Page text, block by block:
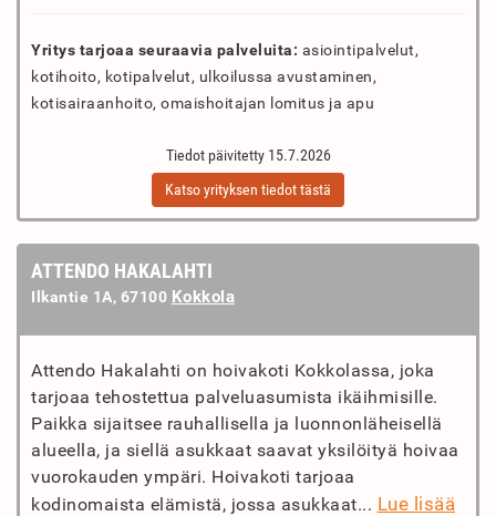
Yritys tarjoaa seuraavia palveluita: asiointipalvelut,
kotihoito, kotipalvelut, ulkoilussa avustaminen,
kotisairaanhoito, omaishoitajan lomitus ja apu
Tiedot päivitetty 15.7.2026
Katso yrityksen tiedot tästä
ATTENDO HAKALAHTI
Ilkantie 1A, 67100 Kokkola
Attendo Hakalahti on hoivakoti Kokkolassa, joka
tarjoaa tehostettua palveluasumista ikäihmisille.
Paikka sijaitsee rauhallisella ja luonnonläheisellä
alueella, ja siellä asukkaat saavat yksilöityä hoivaa
vuorokauden ympäri. Hoivakoti tarjoaa
kodinomaista elämistä, jossa asukkaat... Lue lisää